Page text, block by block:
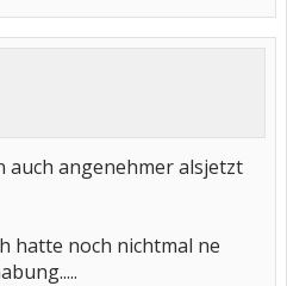
auch angenehmer alsjetzt
hatte noch nichtmal ne